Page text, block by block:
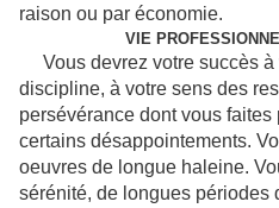
raison ou par économie.
VIE
Vous devrez votre succès
discipline, à votre sens des
persévérance dont vous faites
certains désappointements.
oeuvres de longue haleine.
sérénité, de longues périodes